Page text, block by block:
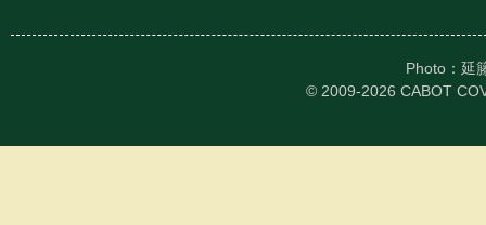
Photo：延
© 2009-2026 CABOT